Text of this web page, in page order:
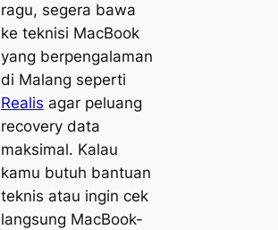
ragu, segera bawa
ke teknisi MacBook
yang berpengalaman
di Malang seperti
Realis agar peluang
recovery data
maksimal. Kalau
kamu butuh bantuan
teknis atau ingin cek
langsung MacBook-